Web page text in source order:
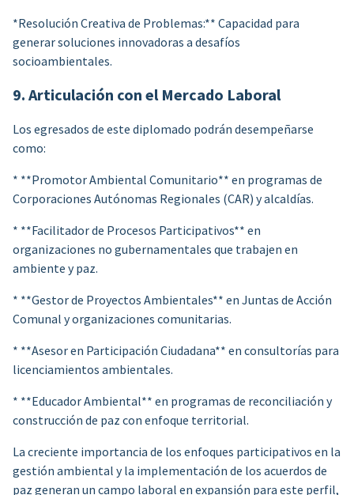
*Resolución Creativa de Problemas:** Capacidad para
generar soluciones innovadoras a desafíos
socioambientales.
9. Articulación con el Mercado Laboral
Los egresados de este diplomado podrán desempeñarse
como:
* **Promotor Ambiental Comunitario** en programas de
Corporaciones Autónomas Regionales (CAR) y alcaldías.
* **Facilitador de Procesos Participativos** en
organizaciones no gubernamentales que trabajen en
ambiente y paz.
* **Gestor de Proyectos Ambientales** en Juntas de Acción
Comunal y organizaciones comunitarias.
* **Asesor en Participación Ciudadana** en consultorías para
licenciamientos ambientales.
* **Educador Ambiental** en programas de reconciliación y
construcción de paz con enfoque territorial.
La creciente importancia de los enfoques participativos en la
gestión ambiental y la implementación de los acuerdos de
paz generan un campo laboral en expansión para este perfil,